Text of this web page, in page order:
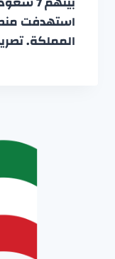
استهدفت
المملكة.